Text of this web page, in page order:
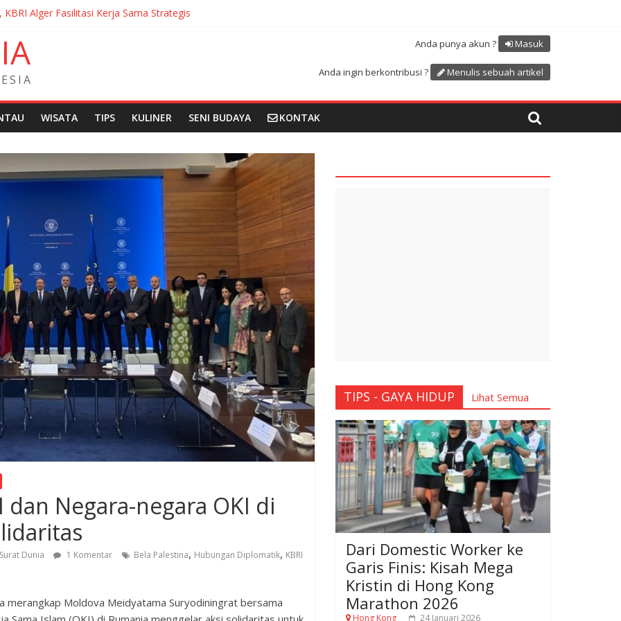
Alger Fasilitasi Kerja Sama Strategis
Merah Putih sepanjang 50 Meter di Brick Hill Hong Kong untuk menyambut HUT RI ke 81
Film Festival 2026 Montréal Kanada
Indonesia kepada Komunitas Paroki di Angola
IA
ES I A
Anda punya akun ? Masuk
Anda ingin berkontribusi ? Menulis sebuah artikel
WISATA TIPS KULINER SENI BUDAYA KONTAK
dan Negara-negara OKI di
Surat Dunia 1 Komentar Bela Palestina, Hubungan Diplomatik, KBRI
merangkap Moldova Meidyatama Suryodiningrat bersama
TIPS - GAYA HIDUP Lihat Semua
Dari Domestic Worker ke
Garis Finis: Kisah Mega
Kristin di Hong Kong
Marathon 2026
Hong Kong
24 Januari 2026